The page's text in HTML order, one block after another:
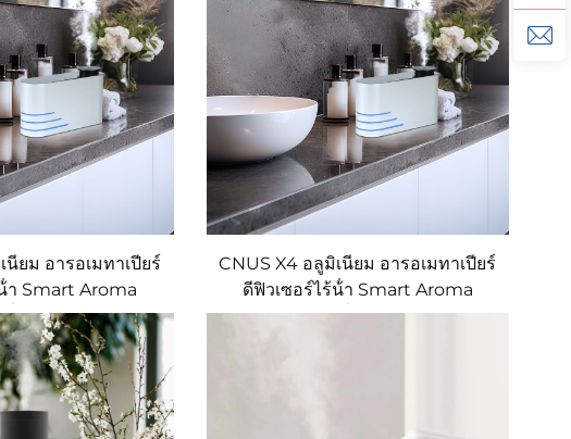
ยม อารอเมทาเปียร์
า Smart Aroma
นหอม Diffuser น้ํา
Atomizer
CNUS X4 อลูมิเนียม อารอเมทาเปียร์
ดีฟิวเซอร์ไร้น้ํา Smart Aroma
Diffuser 360 กลิ่นหอม Diffuser น้ํา